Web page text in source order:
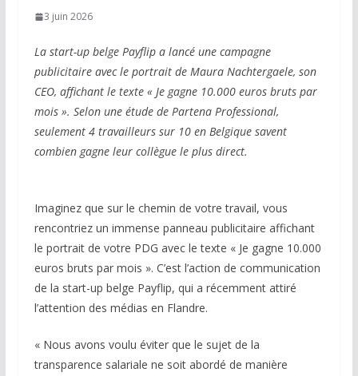
3 juin 2026
La start-up belge Payflip a lancé une campagne
publicitaire avec le portrait de Maura Nachtergaele, son
CEO, affichant le texte « Je gagne 10.000 euros bruts par
mois ». Selon une étude de Partena Professional,
seulement 4 travailleurs sur 10 en Belgique savent
combien gagne leur collègue le plus direct.
Imaginez que sur le chemin de votre travail, vous
rencontriez un immense panneau publicitaire affichant
le portrait de votre PDG avec le texte « Je gagne 10.000
euros bruts par mois ». C’est l’action de communication
de la start-up belge Payflip, qui a récemment attiré
l’attention des médias en Flandre.
« Nous avons voulu éviter que le sujet de la
transparence salariale ne soit abordé de manière